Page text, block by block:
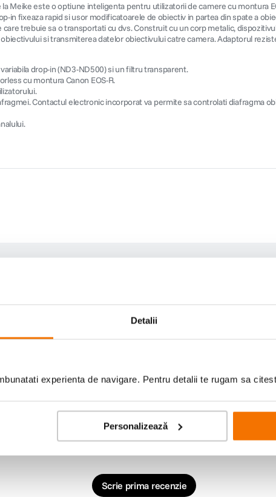
Detalii
experienta de navigare. Pentru detalii te rugam sa
Personalizează
Meike este o optiune inteligenta pentru utilizatorii de camere cu montura
in fixeaza rapid si usor modificatoarele de obiectiv in partea din spate a
trebuie sa o transportati cu dvs. Construit cu un corp metalic,
si transmiterea datelor obiectivului catre camera. Adaptorul
drop-in (ND3-ND500) si un filtru transparent.
cu montura Canon EOS-R.
Contactul electronic incorporat va permite sa controlati diafragma
Scrie prima recenzie